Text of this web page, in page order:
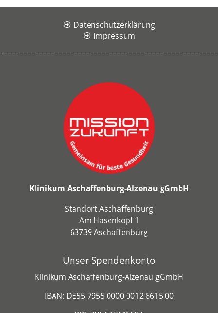
Datenschutzerklärung
Impressum
Klinikum Aschaffenburg-Alzenau gGmbH
Standort Aschaffenburg
Am Hasenkopf 1
63739 Aschaffenburg
Unser Spendenkonto
Klinikum Aschaffenburg-Alzenau gGmbH
IBAN: DE55 7955 0000 0012 6615 00